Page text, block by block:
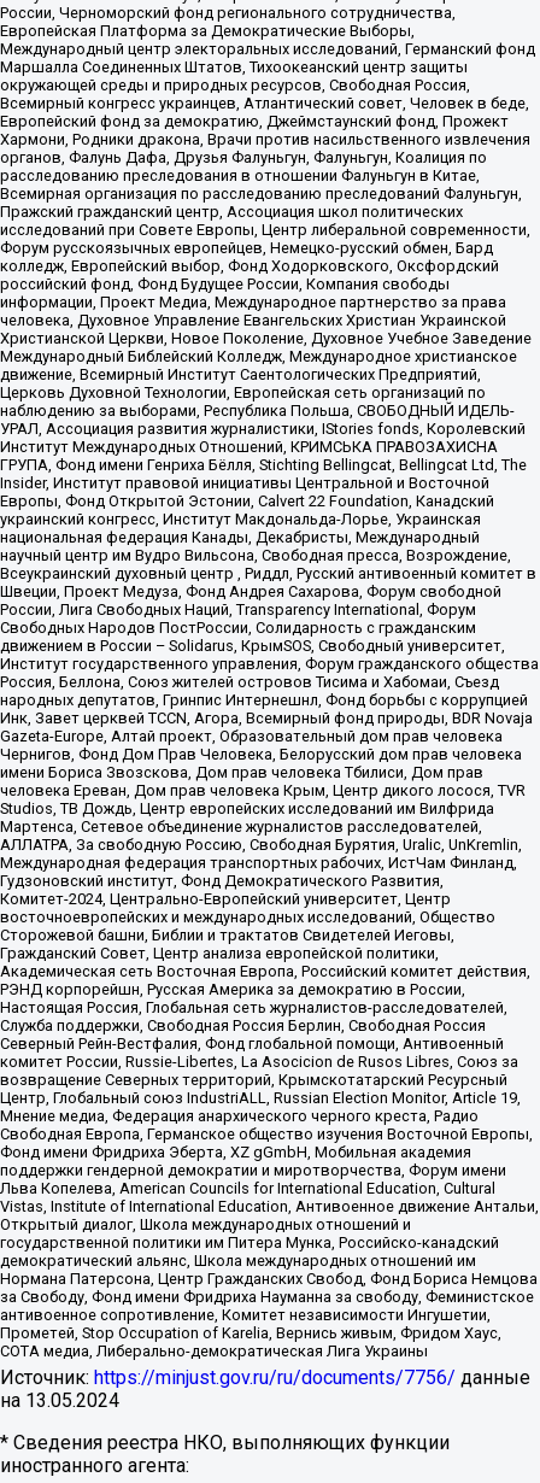
России, Черноморский фонд регионального сотрудничества,
Европейская Платформа за Демократические Выборы,
Международный центр электоральных исследований, Германский фонд
Маршалла Соединенных Штатов, Тихоокеанский центр защиты
окружающей среды и природных ресурсов, Свободная Россия,
Всемирный конгресс украинцев, Атлантический совет, Человек в беде,
Европейский фонд за демократию, Джеймстаунский фонд, Прожект
Хармони, Родники дракона, Врачи против насильственного извлечения
органов, Фалунь Дафа, Друзья Фалуньгун, Фалуньгун, Коалиция по
расследованию преследования в отношении Фалуньгун в Китае,
Всемирная организация по расследованию преследований Фалуньгун,
Пражский гражданский центр, Ассоциация школ политических
исследований при Совете Европы, Центр либеральной современности,
Форум русскоязычных европейцев, Немецко-русский обмен, Бард
колледж, Европейский выбор, Фонд Ходорковского, Оксфордский
российский фонд, Фонд Будущее России, Компания свободы
информации, Проект Медиа, Международное партнерство за права
человека, Духовное Управление Евангельских Христиан Украинской
Христианской Церкви, Новое Поколение, Духовное Учебное Заведение
Международный Библейский Колледж, Международное христианское
движение, Всемирный Институт Саентологических Предприятий,
Церковь Духовной Технологии, Европейская сеть организаций по
наблюдению за выборами, Республика Польша, СВОБОДНЫЙ ИДЕЛЬ-
УРАЛ, Ассоциация развития журналистики, IStories fonds, Королевский
Институт Международных Отношений, КРИМСЬКА ПРАВОЗАХИСНА
ГРУПА, Фонд имени Генриха Бёлля, Stichting Bellingcat, Bellingcat Ltd, The
Insider, Институт правовой инициативы Центральной и Восточной
Европы, Фонд Открытой Эстонии, Calvert 22 Foundation, Канадский
украинский конгресс, Институт Макдональда-Лорье, Украинская
национальная федерация Канады, Декабристы, Международный
научный центр им Вудро Вильсона, Свободная пресса, Возрождение,
Всеукраинский духовный центр , Риддл, Русский антивоенный комитет в
Швеции, Проект Медуза, Фонд Андрея Сахарова, Форум свободной
России, Лига Свободных Наций, Transparеncy International, Форум
Свободных Народов ПостРоссии, Солидарность с гражданским
движением в России – Solidarus, КрымSOS, Свободный университет,
Институт государственного управления, Форум гражданского общества
Россия, Беллона, Союз жителей островов Тисима и Хабомаи, Съезд
народных депутатов, Гринпис Интернешнл, Фонд борьбы с коррупцией
Инк, Завет церквей TCCN, Агора, Всемирный фонд природы, BDR Novaja
Gazeta-Europe, Алтай проект, Образовательный дом прав человека
Чернигов, Фонд Дом Прав Человека, Белорусский дом прав человека
имени Бориса Звозскова, Дом прав человека Тбилиси, Дом прав
человека Ереван, Дом прав человека Крым, Центр дикого лосося, TVR
Studios, ТВ Дождь, Центр европейских исследований им Вилфрида
Мартенса, Сетевое объединение журналистов расследователей,
АЛЛАТРА, За свободную Россию, Свободная Бурятия, Uralic, UnKremlin,
Международная федерация транспортных рабочих, ИстЧам Финланд,
Гудзоновский институт, Фонд Демократического Развития,
Комитет-2024, Центрально-Европейский университет, Центр
восточноевропейских и международных исследований, Общество
Сторожевой башни, Библии и трактатов Свидетелей Иеговы,
Гражданский Совет, Центр анализа европейской политики,
Академическая сеть Восточная Европа, Российский комитет действия,
РЭНД корпорейшн, Русская Америка за демократию в России,
Настоящая Россия, Глобальная сеть журналистов-расследователей,
Служба поддержки, Свободная Россия Берлин, Свободная Россия
Северный Рейн-Вестфалия, Фонд глобальной помощи, Антивоенный
комитет России, Russie-Libertes, La Asocicion de Rusos Libres, Союз за
возвращение Северных территорий, Крымскотатарский Ресурсный
Центр, Глобальный союз IndustriALL, Russian Election Monitor, Article 19,
Мнение медиа, Федерация анархического черного креста, Радио
Свободная Европа, Германское общество изучения Восточной Европы,
Фонд имени Фридриха Эберта, XZ gGmbH, Мобильная академия
поддержки гендерной демократии и миротворчества, Форум имени
Льва Копелева, American Councils for International Education, Cultural
Vistas, Institute of International Education, Антивоенное движение Антальи,
Открытый диалог, Школа международных отношений и
государственной политики им Питера Мунка, Российско-канадский
демократический альянс, Школа международных отношений им
Нормана Патерсона, Центр Гражданских Свобод, Фонд Бориса Немцова
за Свободу, Фонд имени Фридриха Науманна за свободу, Феминистское
антивоенное сопротивление, Комитет независимости Ингушетии,
Прометей, Stop Occupation of Karelia, Вернись живым, Фридом Хаус,
СОТА медиа, Либерально-демократическая Лига Украины
Источник: https://minjust.gov.ru/ru/documents/7756/ данные
на 13.05.2024
* Сведения реестра НКО, выполняющих функции
иностранного агента: